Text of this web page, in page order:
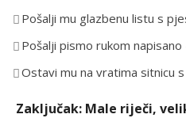
Pošalji mu glazbenu listu s
Pošalji pismo rukom
Ostavi mu na vratima sitnicu
Zaključak: Male riječi,